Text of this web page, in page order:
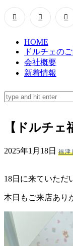
ロ
ン
ド
ル
チ
ェ
（福
県
千
早
HOME
ドルチェの
会社概要
新着情報
【ドルチェ
2025年1月18日 福津
18日に来ていただ
本日もご来店あり